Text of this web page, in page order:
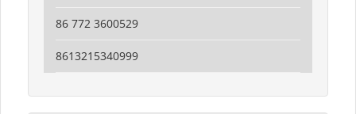
86 772 3600529
8613215340999